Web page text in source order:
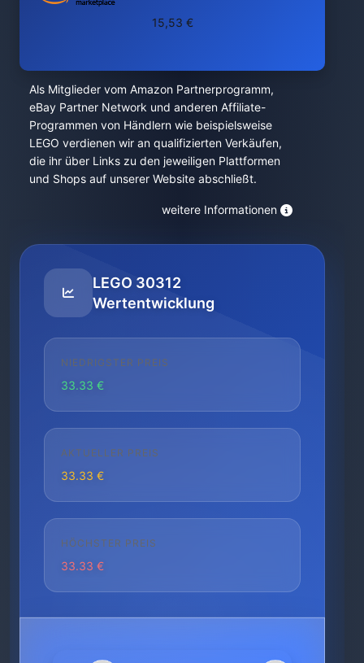
15,53 €
Als Mitglieder vom Amazon Partnerprogramm,
eBay Partner Network und anderen Affiliate-
Programmen von Händlern wie beispielsweise
LEGO verdienen wir an qualifizierten Verkäufen,
die ihr über Links zu den jeweiligen Plattformen
und Shops auf unserer Website abschließt.
weitere Informationen
LEGO 30312
Wertentwicklung
NIEDRIGSTER PREIS
33.33 €
AKTUELLER PREIS
33.33 €
HÖCHSTER PREIS
33.33 €